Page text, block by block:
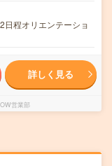
程オリエンテーショ
詳しく見る
営業部